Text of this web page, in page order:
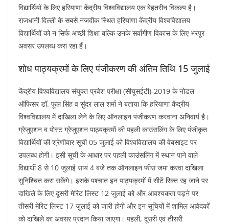
विद्यार्थियों के लिए हरियाणा केंद्रीय विश्वविद्यालय एक बेहतरीन विकल्प है।
राजधानी दिल्ली के सबसे नजदीक स्थित हरियाणा केंद्रीय विश्वविद्यालय
विद्यार्थियों को न सिर्फ अच्छी शिक्षा बल्कि उनके सर्वांगीण विकास के लिए भरपूर
अवसर उपलब्ध करा रहा हैं।
शोध पाठ्यक्रमों के लिए पंजीकरण की अंतिम तिथि 15 जुलाई
केंद्रीय विश्वविद्यालय संयुक्त प्रवेश परीक्षा (सीयूसईटी)-2019 के नोडल
ऑफिसर डॉ. फूल सिंह व सुंदर लाल शर्मा ने बताया कि हरियाणा केंद्रीय
विश्वविद्यालय में दाखिला लेने के लिए ऑनलाइन पंजीकरण करवाना अनिवार्य है।
ग्रेजुएशन व पोस्ट ग्रेजुएशन पाठ्यक्रमों की पहली काउंसलिंग के लिए पंजीकृत
विद्यार्थियों की श्रेणीवार सूची 05 जुलाई को विश्वविद्यालय की वेबसाइट पर
उपलब्ध होगी। इसी सूची के आधार पर पहली काउंसलिंग में स्थान पाने वाले
विद्यार्थी 8 से 10 जुलाई सायं 4 बजे तक ऑनलाइन फीस जमा करवा दाखिला
सुनिश्चित करा सकेंगे। इसके पश्चात इन पाठ्यक्रमों में सीटें रिक्त रह जाने पर
दाखिले के लिए दूसरी मेरिट लिस्ट 12 जुलाई को और आवश्यकता पड़ने पर
तीसरी मेरिट लिस्ट 17 जुलाई को जारी होगी और इन सूचियों में शामिल आवेदकों
को दाखिले का अवसर प्रदान किया जाएगा। पहली, दूसरी एवं तीसरी